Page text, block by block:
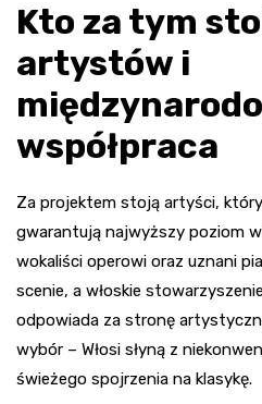
Kto za tym
artystów i
współpraca
Za projektem stoją artyści,
gwarantują najwyższy poziom
wokaliści operowi oraz uznani
scenie, a włoskie
odpowiada za stronę
wybór – Włosi słyną z
świeżego spojrzenia na klasykę.